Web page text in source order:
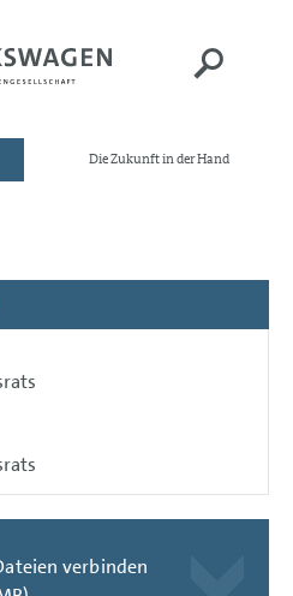
Die Zukunft in der Hand
verbinden